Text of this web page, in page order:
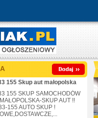
155 Skup aut małopolska
155 SKUP SAMOCHODÓW
SKUP AUT !!
155 AUTO SKUP !